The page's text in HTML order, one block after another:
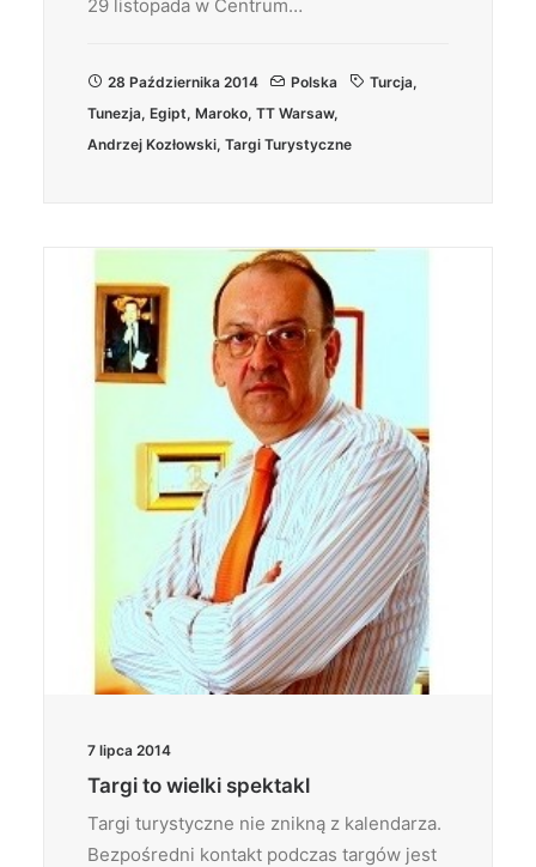
29 listopada w Centrum…
28 Października 2014 Polska Turcja,
Tunezja, Egipt, Maroko, TT Warsaw,
Andrzej Kozłowski, Targi Turystyczne
7 lipca 2014
Targi to wielki spektakl
Targi turystyczne nie znikną z kalendarza.
Bezpośredni kontakt podczas targów jest